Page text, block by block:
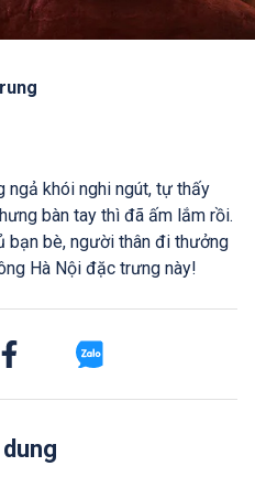
ngả khói nghi ngút, tự thấy
bàn tay thì đã ấm lắm rồi.
bạn bè, người thân đi thưởng
Hà Nội đặc trưng này!